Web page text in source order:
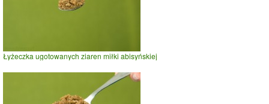
Łyżeczka ugotowanych ziaren miłki abisyńskiej